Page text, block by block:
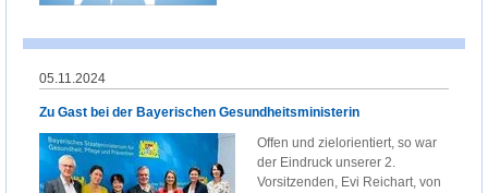
05.11.2024
Zu Gast bei der Bayerischen Gesundheitsministerin
Offen und zielorientiert, so war
der Eindruck unserer 2.
Vorsitzenden, Evi Reichart, von